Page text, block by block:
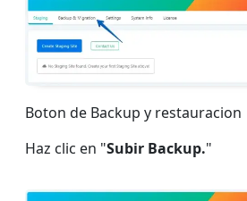
Boton de Backup y restauracion
Haz clic en "Subir Backup."